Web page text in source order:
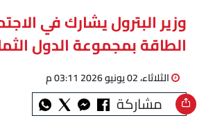
وزير البترول يشارك في
الطاقة بمجموعة الدول
الثلاثاء، 02 يونيو 2026 03:11 م
مشاركة